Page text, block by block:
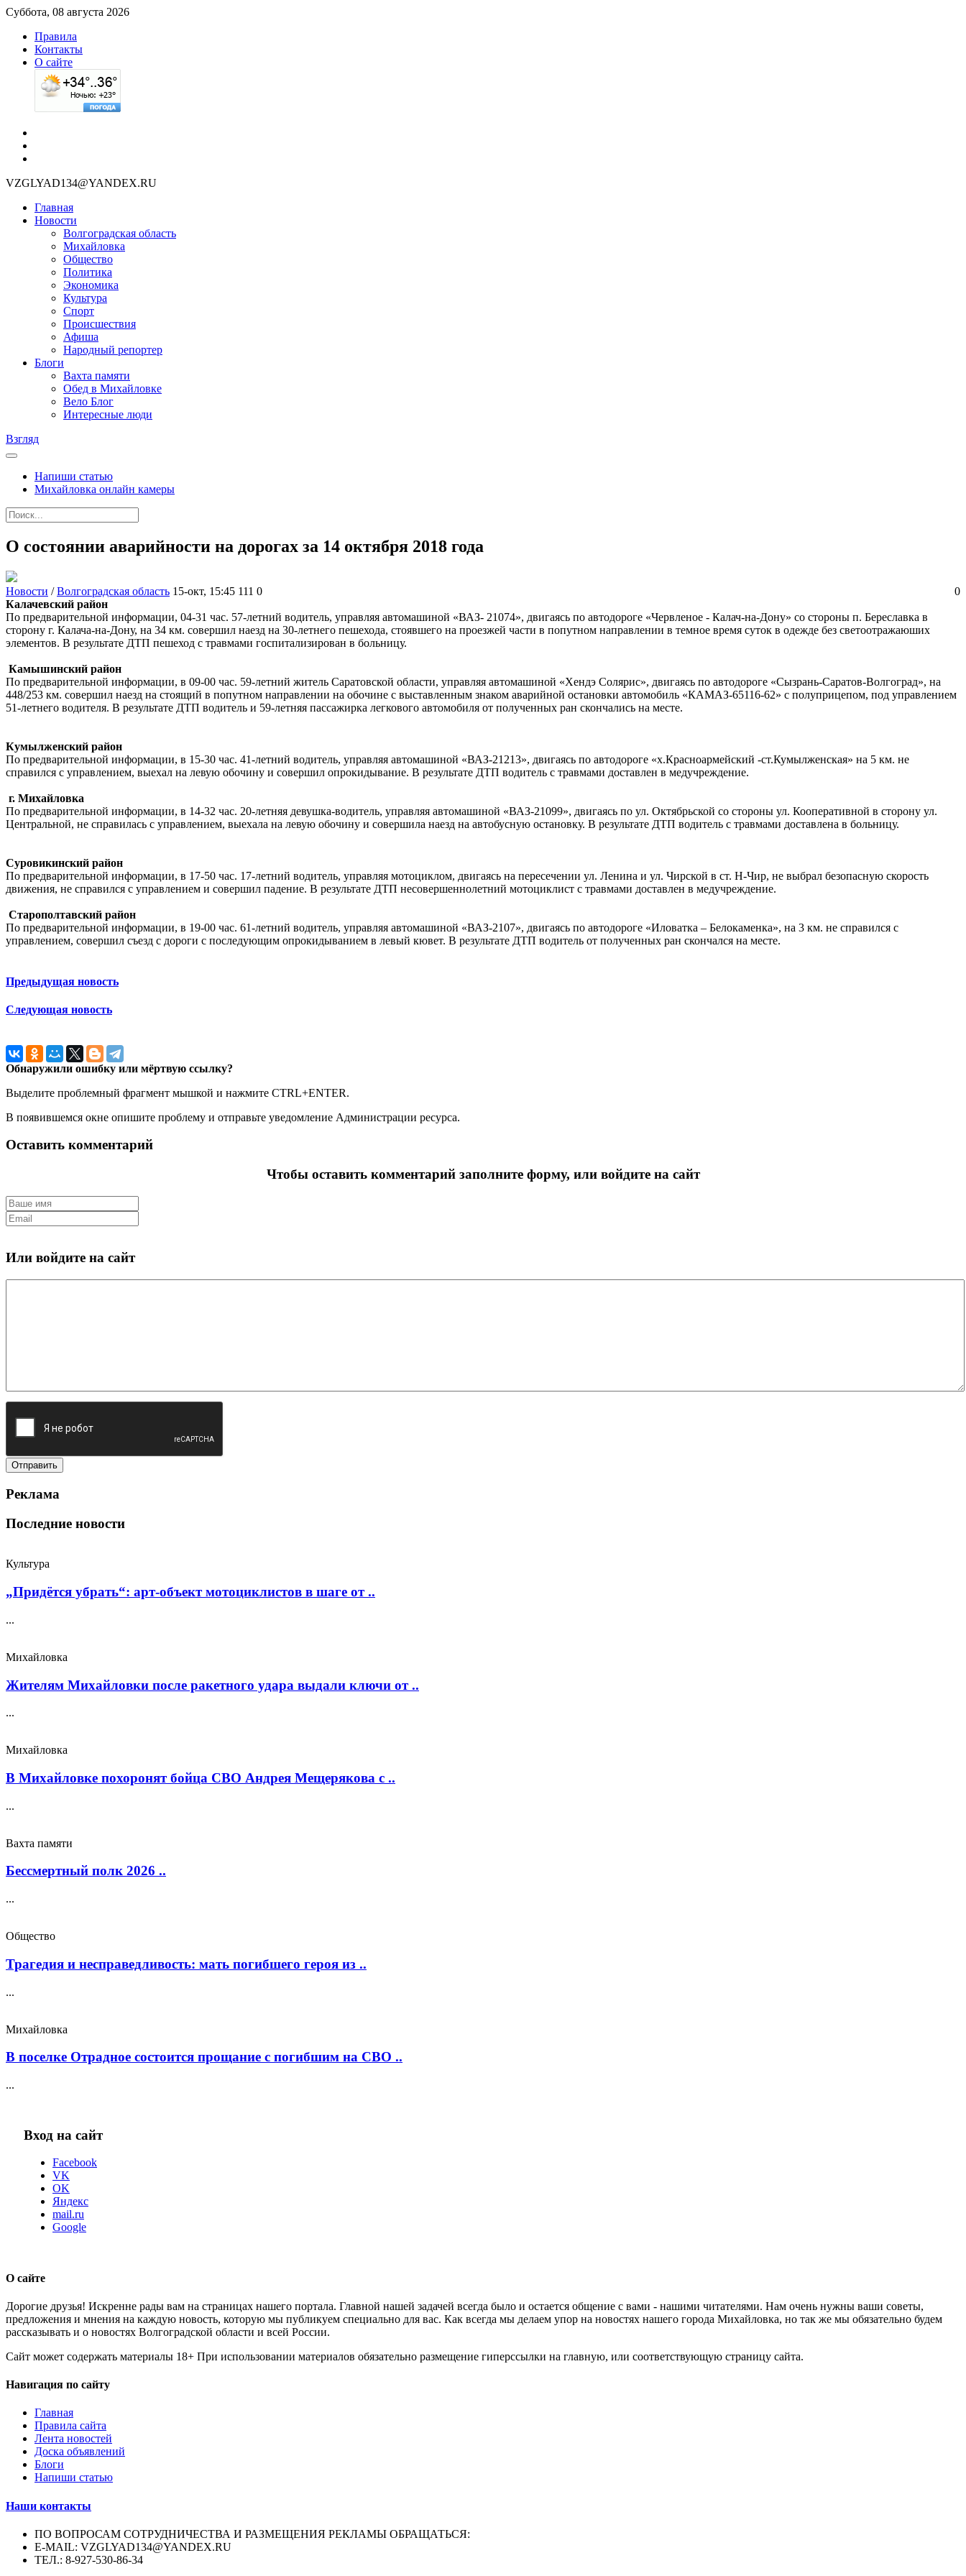
Суббота, 08 августа 2026
Правила
Контакты
О сайте
VZGLYAD134@YANDEX.RU
Главная
Новости
Волгоградская область
Михайловка
Общество
Политика
Экономика
Культура
Спорт
Происшествия
Афиша
Народный репортер
Блоги
Вахта памяти
Обед в Михайловке
Вело Блог
Интересные люди
Взгляд
Напиши статью
Михайловка онлайн камеры
О состоянии аварийности на дорогах за 14 октября 2018 года
Новости /Волгоградская область 15-окт, 15:45 111 0
0
Калачевский район
По предварительной информации, 04-31 час. 57-летний водитель, управляя автомашиной «ВАЗ- 21074», двигаясь по автодороге «Червленое - Калач-на-Дону» со стороны п. Береславка в
сторону г. Калача-на-Дону, на 34 км. совершил наезд на 30-летнего пешехода, стоявшего на проезжей части в попутном направлении в темное время суток в одежде без светоотражаюших
элементов. В результате ДТП пешеход с травмами госпитализирован в больницу.
Камышинский район
По предварительной информации, в 09-00 час. 59-летний житель Саратовской области, управляя автомашиной «Хендэ Солярис», двигаясь по автодороге «Сызрань-Саратов-Волгоград», на
448/253 км. совершил наезд на стоящий в попутном направлении на обочине с выставленным знаком аварийной остановки автомобиль «КАМАЗ-65116-62» с полуприцепом, под управлением
51-летнего водителя. В результате ДТП водитель и 59-летняя пассажирка легкового автомобиля от полученных ран скончались на месте.
Кумылженский район
По предварительной информации, в 15-30 час. 41-летний водитель, управляя автомашиной «ВАЗ-21213», двигаясь по автодороге «х.Красноармейский -ст.Кумылженская» на 5 км. не
справился с управлением, выехал на левую обочину и совершил опрокидывание. В результате ДТП водитель с травмами доставлен в медучреждение.
г. Михайловка
По предварительной информации, в 14-32 час. 20-летняя девушка-водитель, управляя автомашиной «ВАЗ-21099», двигаясь по ул. Октябрьской со стороны ул. Кооперативной в сторону ул.
Центральной, не справилась с управлением, выехала на левую обочину и совершила наезд на автобусную остановку. В результате ДТП водитель с травмами доставлена в больницу.
Суровикинский район
По предварительной информации, в 17-50 час. 17-летний водитель, управляя мотоциклом, двигаясь на пересечении ул. Ленина и ул. Чирской в ст. Н-Чир, не выбрал безопасную скорость
движения, не справился с управлением и совершил падение. В результате ДТП несовершеннолетний мотоциклист с травмами доставлен в медучреждение.
Старополтавский район
По предварительной информации, в 19-00 час. 61-летний водитель, управляя автомашиной «ВАЗ-2107», двигаясь по автодороге «Иловатка – Белокаменка», на 3 км. не справился с
управлением, совершил съезд с дороги с последующим опрокидыванием в левый кювет. В результате ДТП водитель от полученных ран скончался на месте.
Предыдущая новость
Следующая новость
Обнаружили ошибку или мёртвую ссылку?
Выделите проблемный фрагмент мышкой и нажмите CTRL+ENTER.
В появившемся окне опишите проблему и отправьте уведомление Администрации ресурса.
Оставить комментарий
Чтобы оставить комментарий заполните форму, или войдите на сайт
Или войдите на сайт
Реклама
Последние новости
Культура
„Придётся убрать“: арт‑объект мотоциклистов в шаге от ..
...
Михайловка
Жителям Михайловки после ракетного удара выдали ключи от ..
...
Михайловка
В Михайловке похоронят бойца СВО Андрея Мещерякова с ..
...
Вахта памяти
Бессмертный полк 2026 ..
...
Общество
Трагедия и несправедливость: мать погибшего героя из ..
...
Михайловка
В поселке Отрадное состоится прощание с погибшим на СВО ..
...
Вход на сайт
Facebook
VK
OK
Яндекс
mail.ru
Google
О сайте
Дорогие друзья! Искренне рады вам на страницах нашего портала. Главной нашей задачей всегда было и остается общение с вами - нашими читателями. Нам очень нужны ваши советы,
предложения и мнения на каждую новость, которую мы публикуем специально для вас. Как всегда мы делаем упор на новостях нашего города Михайловка, но так же мы обязательно будем
рассказывать и о новостях Волгоградской области и всей России.
Сайт может содержать материалы 18+ При использовании материалов обязательно размещение гиперссылки на главную, или соответствующую страницу сайта.
Навигация по сайту
Главная
Правила сайта
Лента новостей
Доска объявлений
Блоги
Напиши статью
Наши контакты
ПО ВОПРОСАМ СОТРУДНИЧЕСТВА И РАЗМЕЩЕНИЯ РЕКЛАМЫ ОБРАЩАТЬСЯ:
E-MAIL: VZGLYAD134@YANDEX.RU
ТЕЛ.: 8-927-530-86-34